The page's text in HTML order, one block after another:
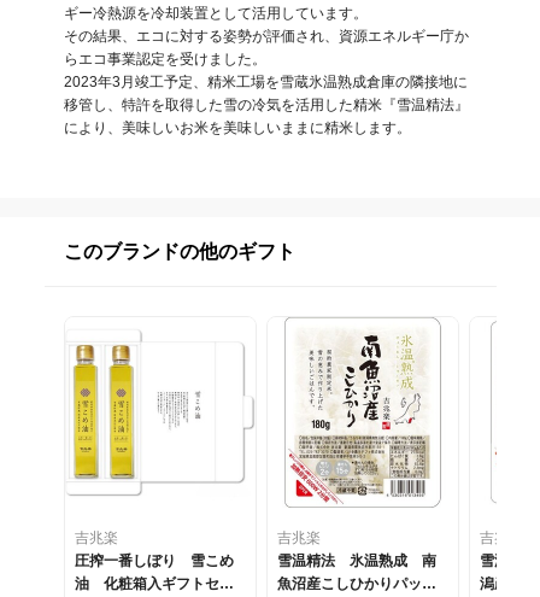
ギー冷熱源を冷却装置として活用しています。
その結果、エコに対する姿勢が評価され、資源エネルギー庁か
らエコ事業認定を受けました。
2023年3月竣工予定、精米工場を雪蔵氷温熟成倉庫の隣接地に
移管し、特許を取得した雪の冷気を活用した精米『雪温精法』
により、美味しいお米を美味しいままに精米します。
このブランドの他のギフト
吉兆楽
圧搾一番しぼり 雪こめ
油 化粧箱入ギフトセッ
吉兆楽
雪温精法 氷温熟成 南
魚沼産こしひかりパック
吉兆楽
雪温精
潟産こ